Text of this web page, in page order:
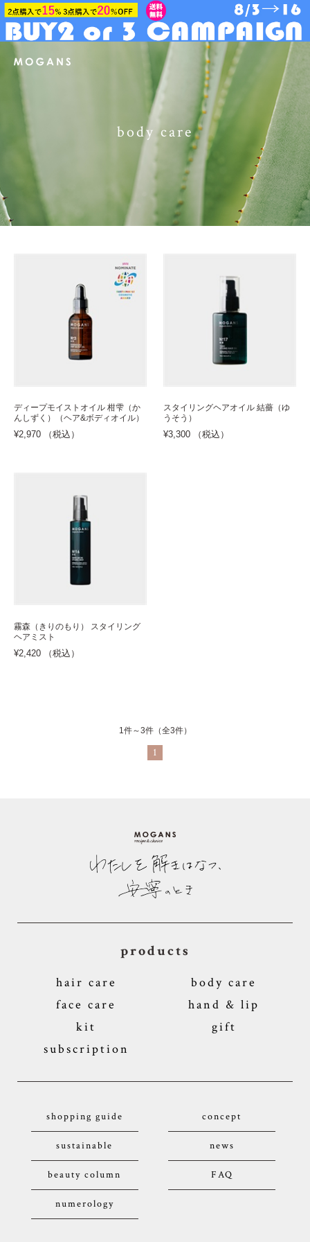
body care
ディープモイストオイル 柑雫（か
んしずく）（ヘア&ボディオイル）
¥2,970 （税込）
スタイリングヘアオイル 結薔（ゆ
うそう）
¥3,300 （税込）
霧森（きりのもり） スタイリング
ヘアミスト
¥2,420 （税込）
1件～3件（全3件）
1
products
hair care
body care
face care
hand & lip
kit
gift
subscription
shopping guide concept
sustainable news
beauty column FAQ
numerology